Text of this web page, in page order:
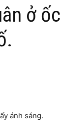
ở
ánh sáng.